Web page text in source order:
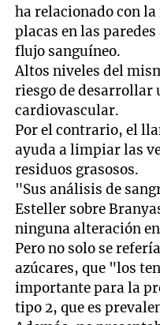
ha relacionado con
placas en las
flujo sanguíneo.
Altos niveles del
riesgo de desarrollar
cardiovascular.
Por el contrario, el
ayuda a limpiar las
residuos grasosos.
"Sus análisis de
Esteller sobre
ninguna alteración
Pero no solo se
azúcares, que "los
importante para la
tipo 2, que es